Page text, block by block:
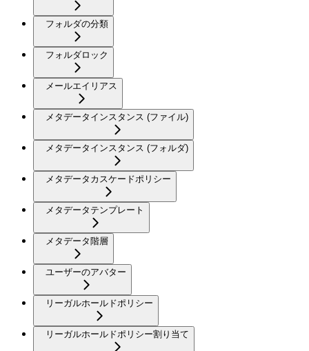
フォルダの分類
フォルダロック
メールエイリアス
メタデータインスタンス (ファイル)
メタデータインスタンス (フォルダ)
メタデータカスケードポリシー
メタデータテンプレート
メタデータ階層
ユーザーのアバター
リーガルホールドポリシー
リーガルホールドポリシー割り当て